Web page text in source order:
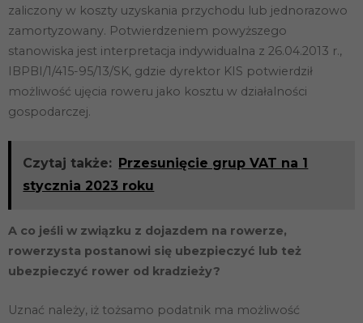
zaliczony w koszty uzyskania przychodu lub jednorazowo
zamortyzowany. Potwierdzeniem powyższego
stanowiska jest interpretacja indywidualna z 26.04.2013 r.,
IBPBI/1/415-95/13/SK, gdzie dyrektor KIS potwierdził
możliwość ujęcia roweru jako kosztu w działalności
gospodarczej.
Czytaj także: Przesunięcie grup VAT na 1
stycznia 2023 roku
A co jeśli w związku z dojazdem na rowerze,
rowerzysta postanowi się ubezpieczyć lub też
ubezpieczyć rower od kradzieży?
Uznać należy, iż tożsamo podatnik ma możliwość
Konieczne